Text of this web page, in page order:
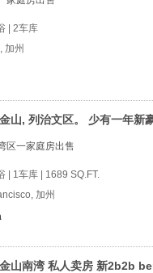
| 2车库
加州
山, 列治文区。 少有一年新
区一家庭房出售
| 1车库 | 1689 SQ.FT.
加州
金山南湾 私人卖房 新2b2b